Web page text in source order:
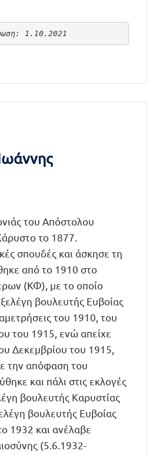
1.10.2021
του Απόστολου
το 1877.
σπουδές και άσκησε τη
από το 1910 στο
(ΚΦ), με το οποίο
βουλευτής Ευβοίας
του 1910, του
του 1915, ενώ απείχε
Δεκεμβρίου του 1915,
την απόφαση του
και πάλι στις εκλογές
βουλευτής Καρυστίας
βουλευτής Ευβοίας
1932 και ανέλαβε
(5.6.1932-